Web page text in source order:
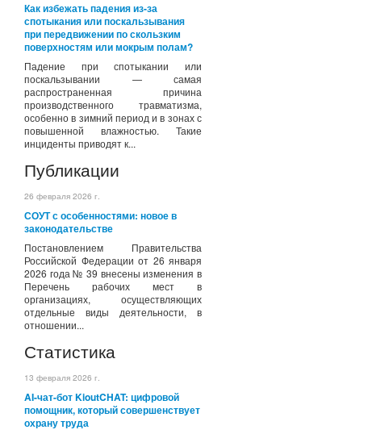
Как избежать падения из-за
спотыкания или поскальзывания
при передвижении по скользким
поверхностям или мокрым полам?
Падение при спотыкании или
поскальзывании — самая
распространенная причина
производственного травматизма,
особенно в зимний период и в зонах с
повышенной влажностью. Такие
инциденты приводят к...
Публикации
26 февраля 2026 г.
СОУТ с особенностями: новое в
законодательстве
Постановлением Правительства
Российской Федерации от 26 января
2026 года № 39 внесены изменения в
Перечень рабочих мест в
организациях, осуществляющих
отдельные виды деятельности, в
отношении...
Статистика
13 февраля 2026 г.
AI-чат-бот KioutCHAT: цифровой
помощник, который совершенствует
охрану труда